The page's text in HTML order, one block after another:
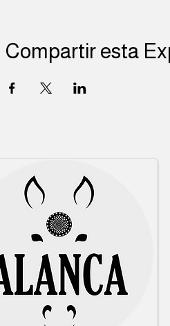
Compartir esta